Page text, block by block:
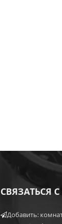
СВЯЗАТЬСЯ
Добавить: